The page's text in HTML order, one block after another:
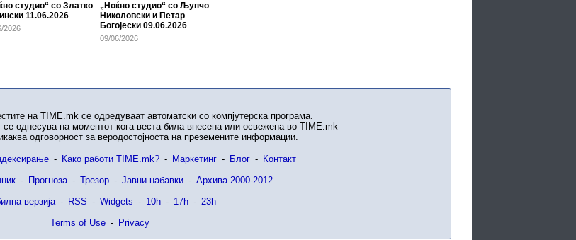
студио“ со Златко
11.06.2026
2026
„Ноќно студио“ со Љупчо
Николовски и Петар
Богојески 09.06.2026
09/06/2026
на TIME.mk се одредуваат автоматски со компјутерска програма.
однесува на моментот кога веста била внесена или освежена во TIME.mk
одговорност за веродостојноста на преземените информации.
- Како работи TIME.mk? - Маркетинг - Блог - Контакт
- Прогноза - Трезор - Јавни набавки - Архива 2000-2012
верзија - RSS - Widgets - 10h - 17h - 23h
Terms of Use - Privacy